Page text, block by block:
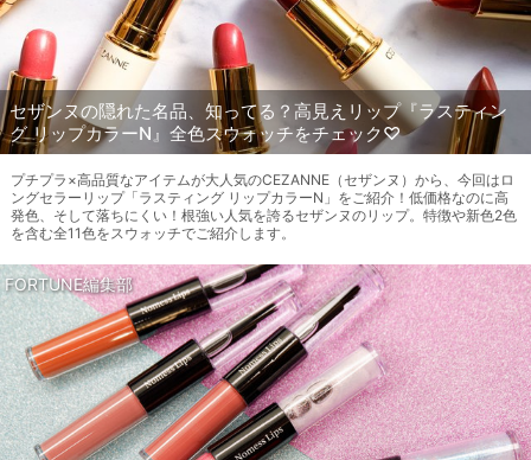
セザンヌの隠れた名品、知ってる？高見えリップ『ラスティン
グ リップカラーN』全色スウォッチをチェック♡
プチプラ×高品質なアイテムが大人気のCEZANNE（セザンヌ）から、今回はロ
ングセラーリップ「ラスティング リップカラーN」をご紹介！低価格なのに高
発色、そして落ちにくい！根強い人気を誇るセザンヌのリップ。特徴や新色2色
を含む全11色をスウォッチでご紹介します。
FORTUNE編集部